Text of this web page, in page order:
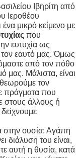
Ιβηρίτη από
Ιεροθέου
ένα μικρό κείμενο με
που
ευτυχία ως
τον εαυτό μας. Όμως
από τον πόθο
μας. Μάλιστα, είναι
θεωρούμε τον
πράγματα που
στους άλλους ή
στην ουσία: Αγάπη
διάλυση του είναι,
αυτή η θυσία, κατά